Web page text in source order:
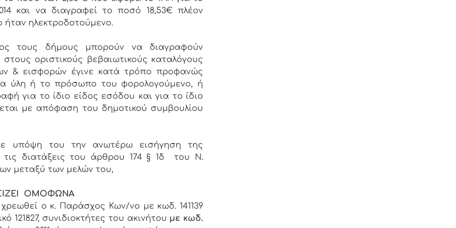
και να διαγραφεί το ποσό 18,53€ πλέον
ηλεκτροδοτούμενο.
τους δήμους μπορούν να διαγραφούν
οριστικούς βεβαιωτικούς καταλόγους
& εισφορών έγινε κατά τρόπο προφανώς
ύλη ή το πρόσωπο του φορολογούμενο, ή
για το ίδιο είδος εσόδου και για το ίδιο
με απόφαση του δημοτικού συμβουλίου
υπόψη του την ανωτέρω εισήγηση της
τις διατάξεις του άρθρου 174 § 1δ του Ν.
μεταξύ των μελών του,
ΟΜΟΦΩΝΑ
ο κ. Παράσχος Κων/νο με κωδ. 141139
121827, συνιδιοκτήτες του ακινήτου με κωδ.